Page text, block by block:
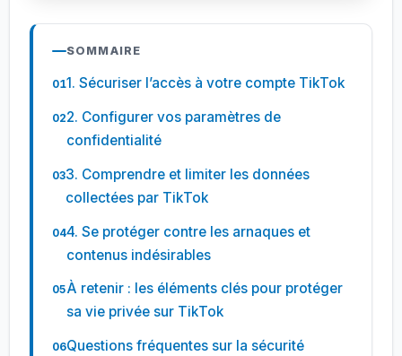
SOMMAIRE
1. Sécuriser l’accès à votre compte TikTok
2. Configurer vos paramètres de
confidentialité
3. Comprendre et limiter les données
collectées par TikTok
4. Se protéger contre les arnaques et
contenus indésirables
À retenir : les éléments clés pour protéger
sa vie privée sur TikTok
Questions fréquentes sur la sécurité